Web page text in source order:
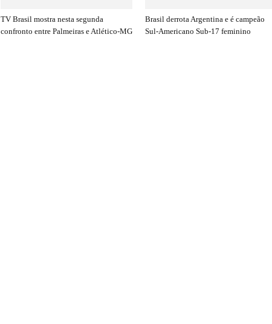
TV Brasil mostra nesta segunda
confronto entre Palmeiras e Atlético-MG
Brasil derrota Argentina e é campeão
Sul-Americano Sub-17 feminino